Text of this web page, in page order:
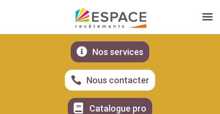
 Nos services
 Nous contacter
 Catalogue pro